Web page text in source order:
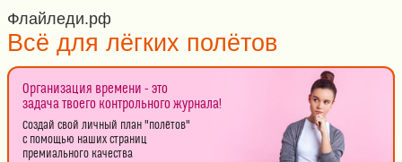
Флайледи.рф
Всё для лёгких полётов
Организация времени - это
задача твоего контрольного журнала!
Создай свой личный план "полётов"
с помощью наших страниц
премиального качества